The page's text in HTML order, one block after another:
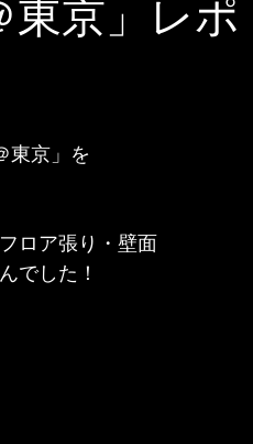
京」レポ
東京」を
ロア張り・壁面
でした！